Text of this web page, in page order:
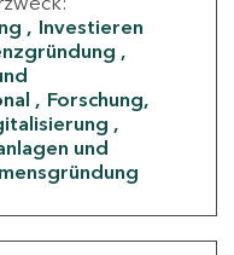
Investieren
Forschung,
und